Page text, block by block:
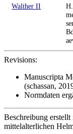
Walther II
Revisions:
Manuscripta
(schassan,
Normdaten
Beschreibung
mittelalterlichen